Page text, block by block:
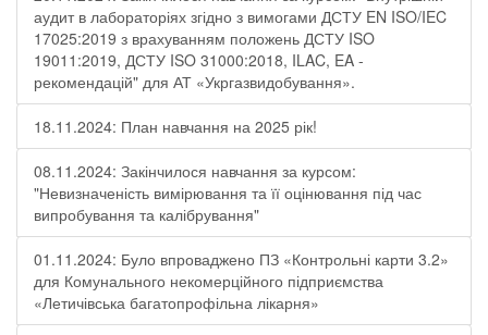
аудит в лабораторіях згідно з вимогами ДСТУ EN ISO/IEC
17025:2019 з врахуванням положень ДСТУ ISO
19011:2019, ДСТУ ISO 31000:2018, ILAC, EA -
рекомендацій" для АТ «Укргазвидобування».
18.11.2024: План навчання на 2025 рік!
08.11.2024: Закінчилося навчання за курсом:
"Невизначеність вимірювання та її оцінювання під час
випробування та калібрування"
01.11.2024: Було впроваджено ПЗ «Контрольні карти 3.2»
для Комунального некомерційного підприємства
«Летичівська багатопрофільна лікарня»